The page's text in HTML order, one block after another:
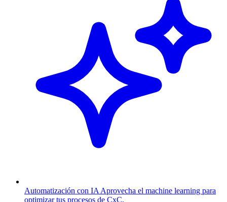
Automatización con IA Aprovecha el machine learning para
optimizar tus procesos de CxC.